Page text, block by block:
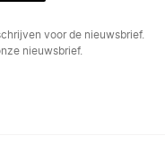
voor de nieuwsbrief.
nieuwsbrief.